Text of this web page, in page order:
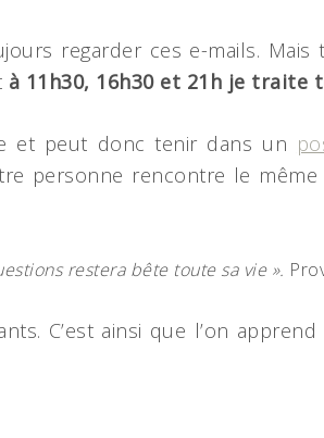
regarder ces e-mails. Mais
à 11h30, 16h30 et 21h je traite
et peut donc tenir dans un
personne rencontre le
restera bête toute sa vie ».
C’est ainsi que l’on